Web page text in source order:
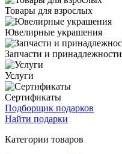
Товары для взрослых
Ювелирные украшения
Запчасти и принадлежности
Услуги
Сертификаты
Подборщик подарков
Найти подарки
Категории товаров